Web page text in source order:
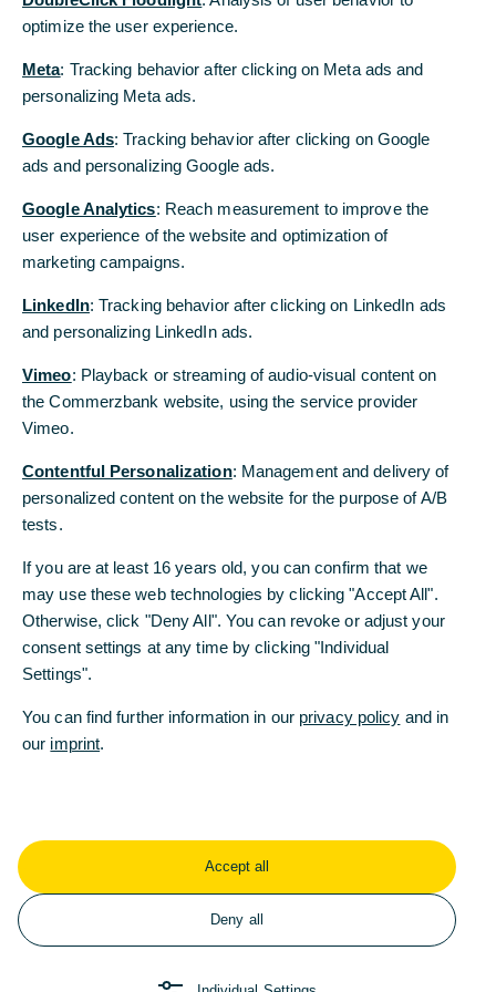
Rahmenvereinbarung mit der Commerzbank, die
Sie online erstellen und ändern können.
Jetzt Rahmenvereinbarung erstellen
Direkte Bereitstellung einer
Engagementbestätigung für Ihre Firma duch die
Engagementbestätigungen nicht nutzen möchten,
wenden Sie sich gerne wie gewohnt an Ihre
Ansprechpartner im Firmenkunden-Service.
Rahmenvereinbarung ändern?
den postalischen Kopienversand ändern,
optimize the user experience.
Meta: Tracking behavior after clicking on Meta ads and
personalizing Meta ads.
Google Ads: Tracking behavior after clicking on Google
ads and personalizing Google ads.
Google Analytics: Reach measurement to improve the
user experience of the website and optimization of
marketing campaigns.
LinkedIn: Tracking behavior after clicking on LinkedIn ads
and personalizing LinkedIn ads.
Vimeo: Playback or streaming of audio-visual content on
the Commerzbank website, using the service provider
Vimeo.
Contentful Personalization: Management and delivery of
personalized content on the website for the purpose of A/B
tests.
If you are at least 16 years old, you can confirm that we
may use these web technologies by clicking "Accept All".
Otherwise, click "Deny All". You can revoke or adjust your
consent settings at any time by clicking "Individual
Settings".
You can find further information in our privacy policy and in
our imprint.
Accept all
Deny all
optimize the user experience.
Meta: Tracking behavior after clicking on Meta ads and
personalizing Meta ads.
Google Ads: Tracking behavior after clicking on Google
ads and personalizing Google ads.
Google Analytics: Reach measurement to improve the
user experience of the website and optimization of
marketing campaigns.
LinkedIn: Tracking behavior after clicking on LinkedIn ads
and personalizing LinkedIn ads.
Vimeo: Playback or streaming of audio-visual content on
the Commerzbank website, using the service provider
Vimeo.
Contentful Personalization: Management and delivery of
personalized content on the website for the purpose of A/B
tests.
If you are at least 16 years old, you can confirm that we
may use these web technologies by clicking "Accept All".
Otherwise, click "Deny All". You can revoke or adjust your
consent settings at any time by clicking "Individual
Settings".
You can find further information in our privacy policy and in
our imprint.
Accept all
Deny all